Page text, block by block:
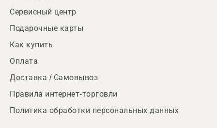
Сервисный центр
Подарочные карты
Как купить
Оплата
Доставка / Самовывоз
Правила интернет-торговли
Политика обработки персональных данных